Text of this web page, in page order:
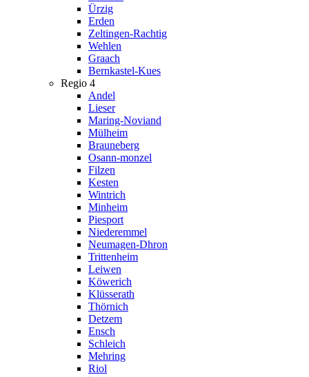
Ürzig
Erden
Zeltingen-Rachtig
Wehlen
Graach
Bernkastel-Kues
Regio 4
Andel
Lieser
Maring-Noviand
Mülheim
Brauneberg
Osann-monzel
Filzen
Kesten
Wintrich
Minheim
Piesport
Niederemmel
Neumagen-Dhron
Trittenheim
Leiwen
Köwerich
Klüsserath
Thörnich
Detzem
Ensch
Schleich
Mehring
Riol